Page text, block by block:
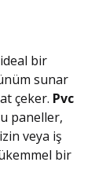
bir
sunar
çeker. Pvc
paneller,
veya iş
bir